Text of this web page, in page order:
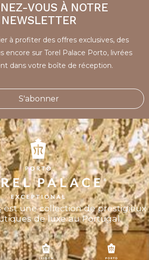
VOUS À NOTRE
NEWSLETTER
à profiter des offres exclusives, des
encore sur Torel Palace Porto, livrées
dans votre boîte de réception.
S'abonner
est une collection de prestigieux
de luxe au Portugal.